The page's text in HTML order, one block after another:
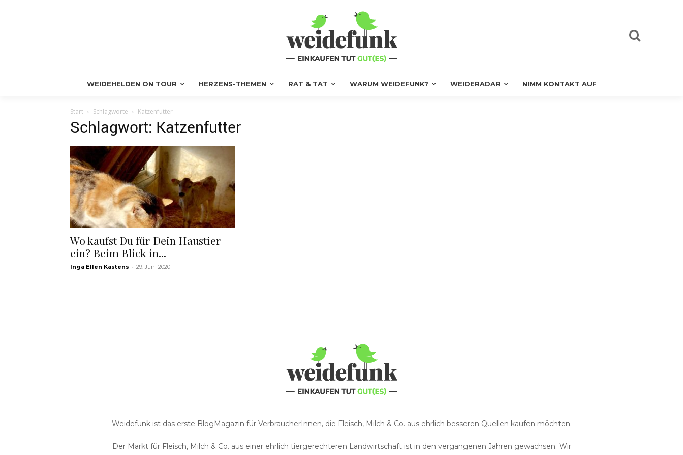
WEIDEHELDEN ON TOUR HERZENS-THEMEN RAT & TAT WARUM WEIDEFUNK? WEIDERADAR NIMM KONTAKT AUF
Start Schlagworte Katzenfutter
Schlagwort: Katzenfutter
Wo kaufst Du für Dein Haustier
ein? Beim Blick in...
Inga Ellen Kastens - 29. Juni 2020
Weidefunk ist das erste BlogMagazin für VerbraucherInnen, die Fleisch, Milch & Co. aus ehrlich besseren Quellen kaufen möchten.
Der Markt für Fleisch, Milch & Co. aus einer ehrlich tiergerechteren Landwirtschaft ist in den vergangenen Jahren gewachsen. Wir